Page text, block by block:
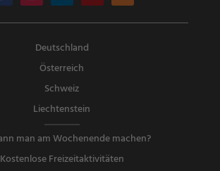
Deutschland
Österreich
Schweiz
Liechtenstein
man am Wochenende machen?
Kostenlose Freizeitaktivitäten